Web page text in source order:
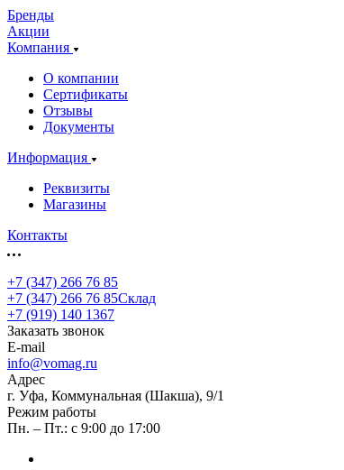
Бренды
Акции
Компания
О компании
Сертификаты
Отзывы
Документы
Информация
Реквизиты
Магазины
Контакты
+7 (347) 266 76 85
+7 (347) 266 76 85Склад
+7 (919) 140 1367
Заказать звонок
E-mail
info@vomag.ru
Адрес
г. Уфа, Коммунальная (Шакша), 9/1
Режим работы
Пн. – Пт.: с 9:00 до 17:00